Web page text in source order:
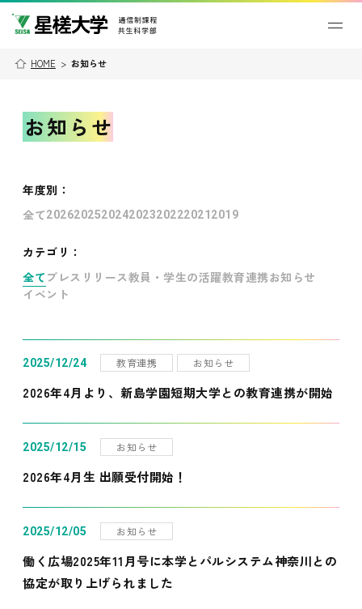
HOME > お知らせ
お知らせ
年度別 ：
全て202620252024202320222021 2019
カテゴリ：
全て プレスリリース教員・学生の活躍教育連携お知らせ
イベント
2025/12/24 教育連携 お知らせ
2026年4月より、新島学園短期大学との教育連携が開始
2025/12/15 お知らせ
2026年4月生 出願受付開始！
2025/12/05 お知らせ
働く広場2025年11月号に本学とパルシステム神奈川との
協定が取り上げられました